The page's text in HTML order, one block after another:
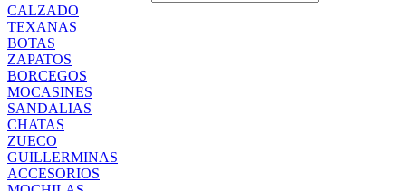
CALZADO
TEXANAS
BOTAS
ZAPATOS
BORCEGOS
MOCASINES
SANDALIAS
CHATAS
ZUECO
GUILLERMINAS
ACCESORIOS